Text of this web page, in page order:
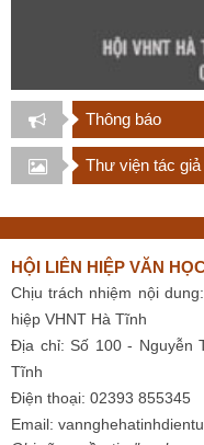
Thông báo
Thư viện tác giả
HỘI LIÊN HIỆP VĂN
Chịu trách nhiệm nội
hiệp VHNT Hà Tĩnh
Địa chỉ: Số 100 - Nguyễn
Tĩnh
Điện thoại: 02393 855345
Email: